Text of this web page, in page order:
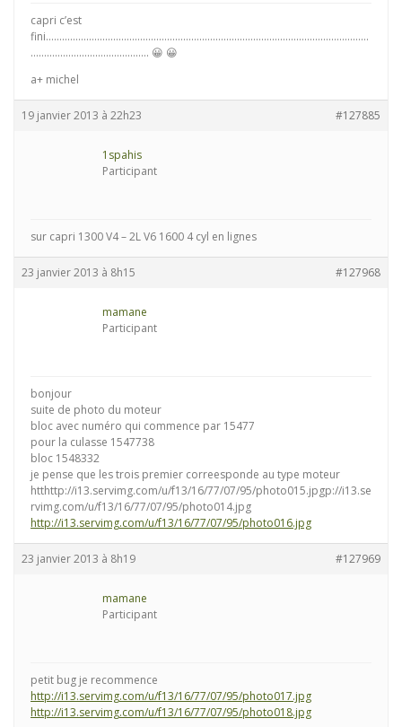
capri c’est
fini…………………………………………………………………………………………………………
…………………………………….. 😀 😀
a+ michel
19 janvier 2013 à 22h23 #127885
1spahis
Participant
sur capri 1300 V4 – 2L V6 1600 4 cyl en lignes
23 janvier 2013 à 8h15 #127968
mamane
Participant
bonjour
suite de photo du moteur
bloc avec numéro qui commence par 15477
pour la culasse 1547738
bloc 1548332
je pense que les trois premier correesponde au type moteur
htthttp://i13.servimg.com/u/f13/16/77/07/95/photo015.jpgp://i13.se
rvimg.com/u/f13/16/77/07/95/photo014.jpg
http://i13.servimg.com/u/f13/16/77/07/95/photo016.jpg
23 janvier 2013 à 8h19 #127969
mamane
Participant
petit bug je recommence
http://i13.servimg.com/u/f13/16/77/07/95/photo017.jpg
http://i13.servimg.com/u/f13/16/77/07/95/photo018.jpg